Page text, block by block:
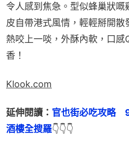
令人感到焦急。型似蜂巢狀
皮自帶港式風情，輕輕掰開
熱咬上一啖，外酥內軟，口感
香！
Klook.com
延伸閱讀： 官也街必吃攻略
酒樓全搜羅👇👇👇